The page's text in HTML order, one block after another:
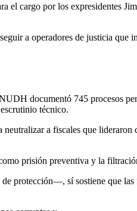
el cargo por los expresidentes
a operadores de justicia
documentó 745 procesos
técnico.
a fiscales que
prisión preventiva y la
protección—, sí sostiene que